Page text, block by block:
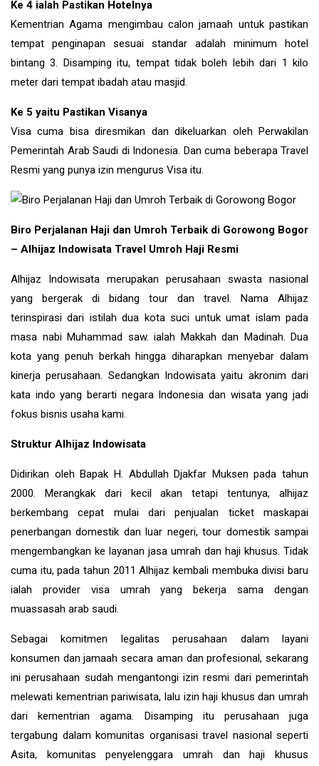
Ke 4 ialah Pastikan Hotelnya
Kementrian Agama mengimbau calon jamaah untuk pastikan
tempat penginapan sesuai standar adalah minimum hotel
bintang 3. Disamping itu, tempat tidak boleh lebih dari 1 kilo
meter dari tempat ibadah atau masjid.
Ke 5 yaitu Pastikan Visanya
Visa cuma bisa diresmikan dan dikeluarkan oleh Perwakilan
Pemerintah Arab Saudi di Indonesia. Dan cuma beberapa Travel
Resmi yang punya izin mengurus Visa itu.
Biro Perjalanan Haji dan Umroh Terbaik di Gorowong Bogor
– Alhijaz Indowisata Travel Umroh Haji Resmi
Alhijaz Indowisata merupakan perusahaan swasta nasional
yang bergerak di bidang tour dan travel. Nama Alhijaz
terinspirasi dari istilah dua kota suci untuk umat islam pada
masa nabi Muhammad saw. ialah Makkah dan Madinah. Dua
kota yang penuh berkah hingga diharapkan menyebar dalam
kinerja perusahaan. Sedangkan Indowisata yaitu akronim dari
kata indo yang berarti negara Indonesia dan wisata yang jadi
fokus bisnis usaha kami.
Struktur Alhijaz Indowisata
Didirikan oleh Bapak H. Abdullah Djakfar Muksen pada tahun
2000. Merangkak dari kecil akan tetapi tentunya, alhijaz
berkembang cepat mulai dari penjualan ticket maskapai
penerbangan domestik dan luar negeri, tour domestik sampai
mengembangkan ke layanan jasa umrah dan haji khusus. Tidak
cuma itu, pada tahun 2011 Alhijaz kembali membuka divisi baru
ialah provider visa umrah yang bekerja sama dengan
muassasah arab saudi.
Sebagai komitmen legalitas perusahaan dalam layani
konsumen dan jamaah secara aman dan profesional, sekarang
ini perusahaan sudah mengantongi izin resmi dari pemerintah
melewati kementrian pariwisata, lalu izin haji khusus dan umrah
dari kementrian agama. Disamping itu perusahaan juga
tergabung dalam komunitas organisasi travel nasional seperti
Asita, komunitas penyelenggara umrah dan haji khusus